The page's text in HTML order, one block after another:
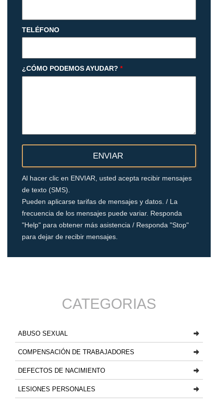
TELÉFONO
¿CÓMO PODEMOS AYUDAR? *
Al hacer clic en ENVIAR, usted acepta recibir mensajes
de texto (SMS).
Pueden aplicarse tarifas de mensajes y datos. / La
frecuencia de los mensajes puede variar. Responda
"Help" para obtener más asistencia / Responda "Stop"
para dejar de recibir mensajes.
CATEGORIAS
ABUSO SEXUAL
COMPENSACIÓN DE TRABAJADORES
DEFECTOS DE NACIMIENTO
LESIONES PERSONALES